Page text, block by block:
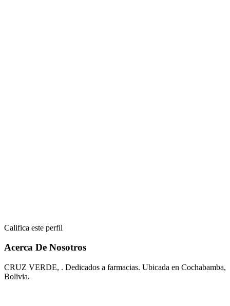
Califica este perfil
Acerca De Nosotros
CRUZ VERDE, . Dedicados a farmacias. Ubicada en Cochabamba,
Bolivia.